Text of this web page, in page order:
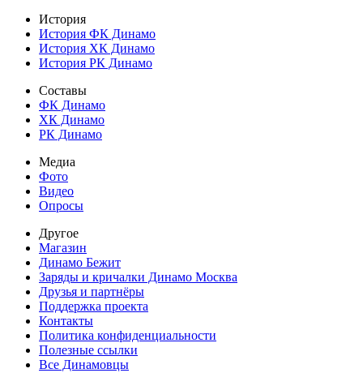
История
История ФК Динамо
История ХК Динамо
История РК Динамо
Составы
ФК Динамо
ХК Динамо
РК Динамо
Медиа
Фото
Видео
Опросы
Другое
Магазин
Динамо Бежит
Заряды и кричалки Динамо Москва
Друзья и партнёры
Поддержка проекта
Контакты
Политика конфиденциальности
Полезные ссылки
Все Динамовцы